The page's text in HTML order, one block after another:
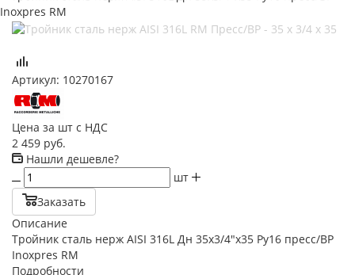
Inoxpres RM
Артикул: 10270167
Цена за шт с НДС
2 459 руб.
Нашли дешевле?
шт
Заказать
Описание
Тройник сталь нерж AISI 316L Дн 35х3/4"х35 Ру16 пресс/ВР
Inoxpres RM
Подробности